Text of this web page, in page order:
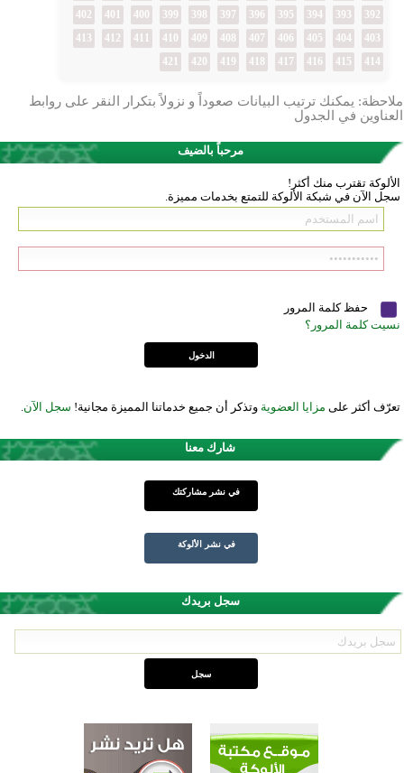
392
393
394
395
396
397
398
399
400
401
402
403
404
405
406
407
408
409
410
411
412
413
414
415
416
417
418
419
420
421
ملاحظة: يمكنك ترتيب البيانات صعوداً و نزولاً بتكرار النقر على روابط
العناوين في الجدول
مرحباً بالضيف
الألوكة تقترب منك أكثر!
سجل الآن في شبكة الألوكة للتمتع بخدمات مميزة.
حفظ كلمة المرور
نسيت كلمة المرور؟
تعرّف أكثر على مزايا العضوية وتذكر أن جميع خدماتنا المميزة مجانية! سجل الآن.
شارك معنا
في نشر مشاركتك
في نشر الألوكة
سجل بريدك